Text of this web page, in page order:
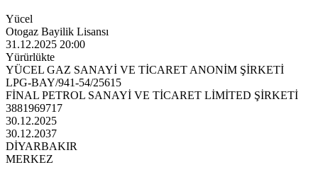
Yücel
Otogaz Bayilik Lisansı
31.12.2025 20:00
Yürürlükte
YÜCEL GAZ SANAYİ VE TİCARET ANONİM ŞİRKETİ
LPG-BAY/941-54/25615
FİNAL PETROL SANAYİ VE TİCARET LİMİTED ŞİRKETİ
3881969717
30.12.2025
30.12.2037
DİYARBAKIR
MERKEZ